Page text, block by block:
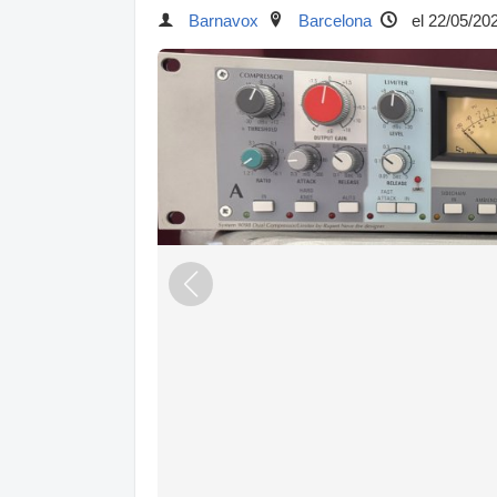
Barnavox Barcelona el 22/05/